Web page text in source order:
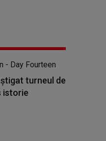
turneul de
istorie